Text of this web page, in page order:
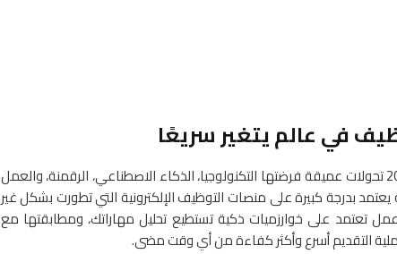
في عالم يتغير سريعًا
يشهد سوق العمل العالمي في عام 2025 تحولات عميقة فرضتها التكنولوجيا، الذكاء الاصطناعي، الرقمنة، والعمل
بدرجة كبيرة على منصات التوظيف الإلكترونية التي تطورت بشكل غير
على خوارزميات ذكية تستطيع تحليل مهاراتك، ومطابقتها مع
التقديم أسرع وأكثر كفاءة من أي وقت مضى.